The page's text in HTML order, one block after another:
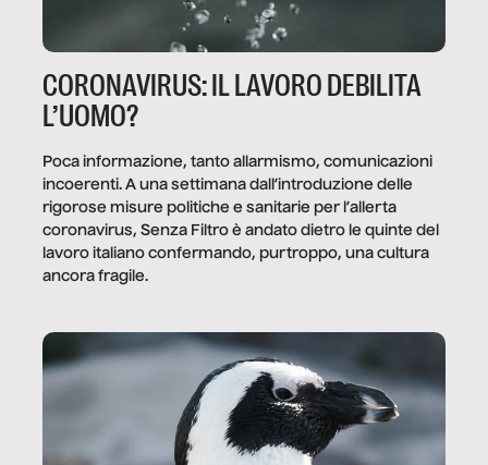
CORONAVIRUS: IL LAVORO DEBILITA
L’UOMO?
Poca informazione, tanto allarmismo, comunicazioni
incoerenti. A una settimana dall’introduzione delle
rigorose misure politiche e sanitarie per l’allerta
coronavirus, Senza Filtro è andato dietro le quinte del
lavoro italiano confermando, purtroppo, una cultura
ancora fragile.